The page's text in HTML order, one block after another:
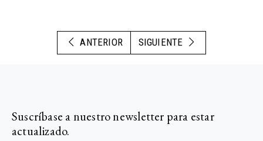
ANTERIOR SIGUIENTE
Suscríbase a nuestro newsletter para estar
actualizado.